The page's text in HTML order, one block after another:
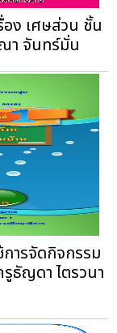
ง เศษส่วน ชั้น
า จันทร์มั่น
ารจัดกิจกรรม
ธัญดา ไตรวนา